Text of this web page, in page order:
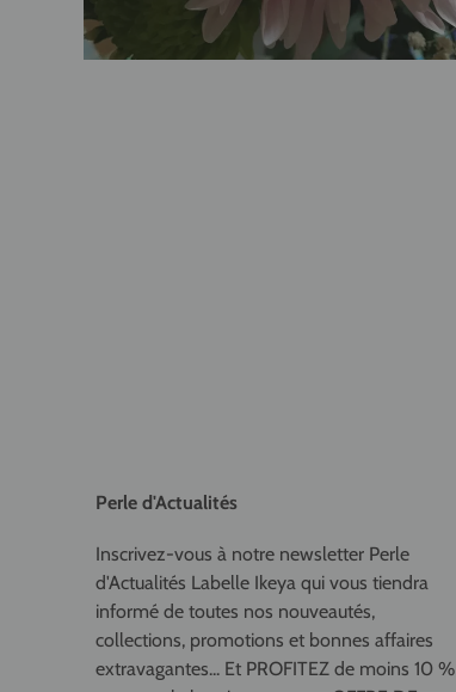
Perle d'Actualités
Inscrivez-vous à notre newsletter Perle
d'Actualités Labelle Ikeya qui vous tiendra
informé de toutes nos nouveautés,
collections, promotions et bonnes affaires
extravagantes... Et PROFITEZ de moins 10 %